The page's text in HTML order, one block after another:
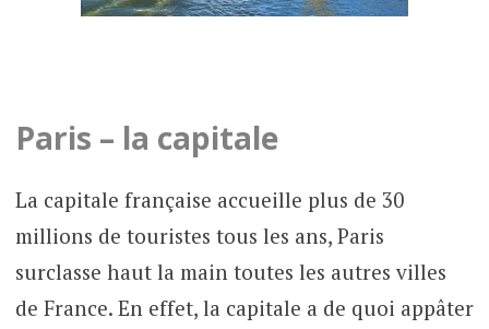
Paris – la capitale
La capitale française accueille plus de 30
millions de touristes tous les ans, Paris
surclasse haut la main toutes les autres villes
de France. En effet, la capitale a de quoi appâter